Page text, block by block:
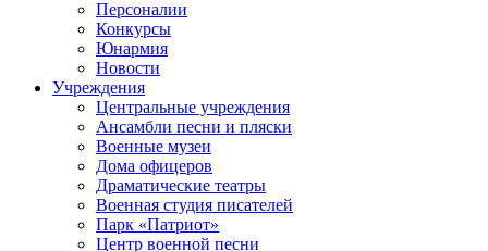
Персоналии
Конкурсы
Юнармия
Новости
Учреждения
Центральные учреждения
Ансамбли песни и пляски
Военные музеи
Дома офицеров
Драматические театры
Военная студия писателей
Парк «Патриот»
Центр военной песни